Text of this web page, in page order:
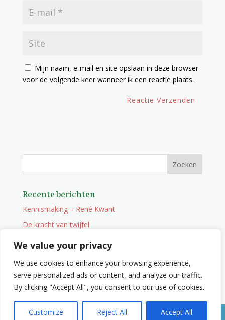
We value your privacy
We use cookies to enhance your browsing experience,
serve personalized ads or content, and analyze our traffic.
By clicking "Accept All", you consent to our use of cookies.
Customize Reject All Accept All
Mijn naam, e-mail en site opslaan in deze browser
voor de volgende keer wanneer ik een reactie plaats.
Recente berichten
Kennismaking – René Kwant
De kracht van twijfel
Onderweg
Wat je niet zocht maar wel vindt